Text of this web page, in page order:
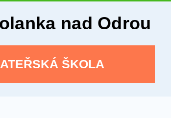
nad Odrou
ŠKOLA